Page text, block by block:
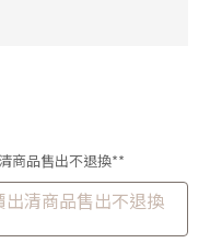
商品售出不退換**
清商品售出不退換